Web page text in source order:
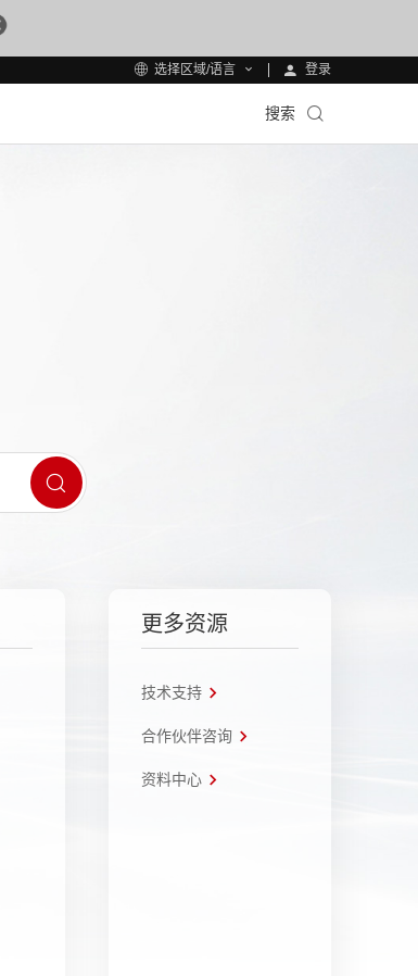
选择区域/语言 登录
搜索
更多资源
技术支持
合作伙伴咨询
资料中心